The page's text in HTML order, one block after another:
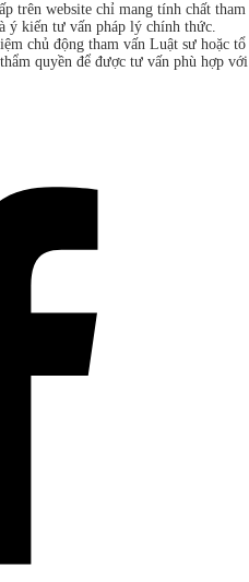
trên website chỉ mang tính chất tham
ý kiến tư vấn pháp lý chính thức.
chủ động tham vấn Luật sư hoặc tổ
quyền để được tư vấn phù hợp với